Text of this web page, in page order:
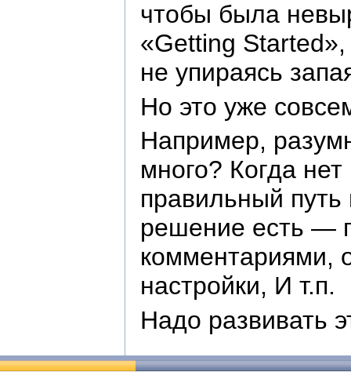
чтобы была
«Getting
не упираясь
Но это уже
Например,
много? Когда
правильный
решение есть —
комментариями,
настройки, И т.п.
Надо развивать